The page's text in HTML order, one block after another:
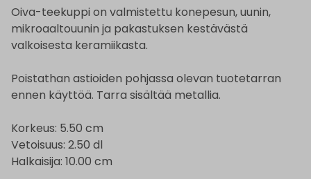
Oiva-teekuppi on valmistettu konepesun, uunin,
mikroaaltouunin ja pakastuksen kestävästä
valkoisesta keramiikasta.
Poistathan astioiden pohjassa olevan tuotetarran
ennen käyttöä. Tarra sisältää metallia.
Korkeus: 5.50 cm
Vetoisuus: 2.50 dl
Halkaisija: 10.00 cm